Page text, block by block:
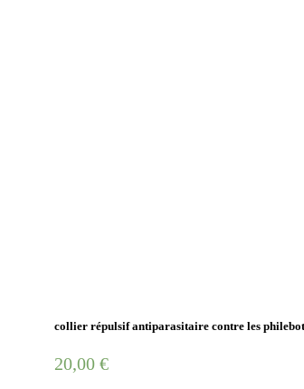
collier répulsif antiparasitaire contre les
20,00 €